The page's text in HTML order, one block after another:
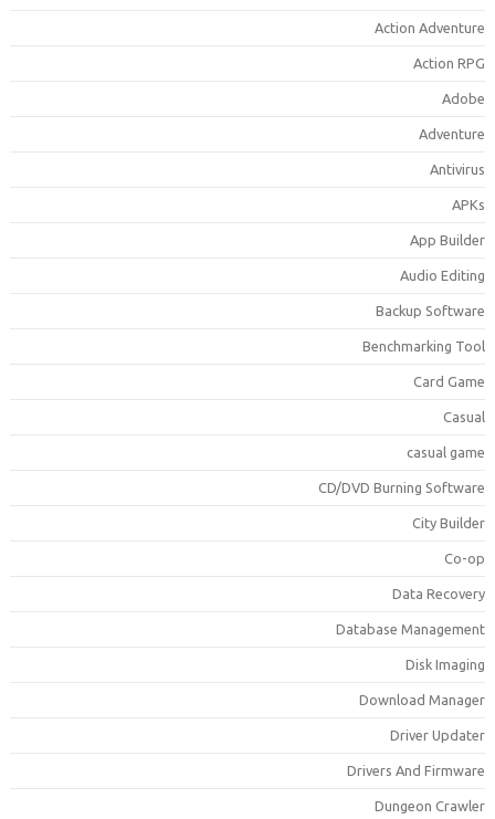
Action
Action
App
Audio
Backup
Benchmarking
Card
casual
CD/DVD Burning
City
Co-
Data
Database
Disk
Download
Driver
Drivers And
Dungeon